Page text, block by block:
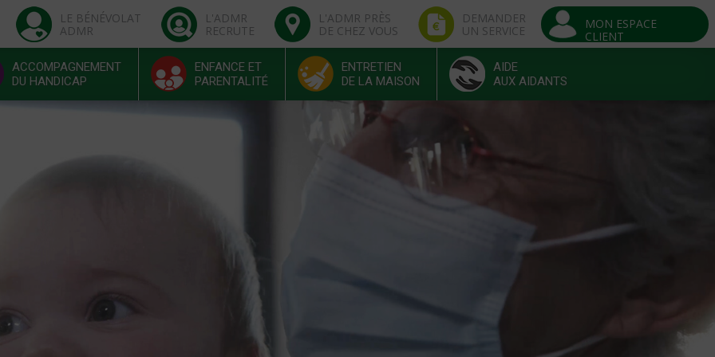
LE BÉNÉVOLAT
ADMR
L'ADMR
RECRUTE
L'ADMR PRÈS
DE CHEZ VOUS
DEMANDER
UN SERVICE
MON ESPACE
CLIENT
ACCOMPAGNEMENT
DU HANDICAP
ENFANCE ET
PARENTALITÉ
ENTRETIEN
DE LA MAISON
AIDE
AUX AIDANTS